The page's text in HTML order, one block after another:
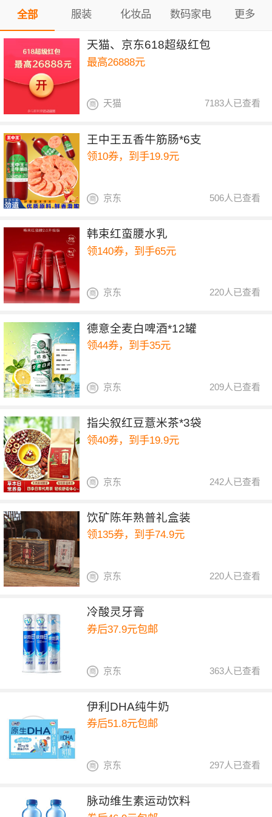
全部 服装 化妆品 数码家电 更多
天猫、京东618超级红包
最高26888元
7183人已查看
天猫
王中王五香牛筋肠*6支
领10券，到手19.9元
506人已查看
京东
韩束红蛮腰水乳
领140券，到手65元
220人已查看
京东
德意全麦白啤酒*12罐
领44券，到手35元
209人已查看
京东
指尖叙红豆薏米茶*3袋
领40券，到手19.9元
242人已查看
京东
饮矿陈年熟普礼盒装
领135券，到手74.9元
220人已查看
京东
冷酸灵牙膏
券后37.9元包邮
363人已查看
京东
伊利DHA纯牛奶
券后51.8元包邮
297人已查看
京东
脉动维生素运动饮料